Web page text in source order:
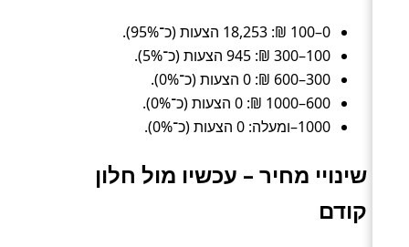
0–100 ₪: 18,253 הצעות (כ־95%).
100–300 ₪: 945 הצעות (כ־5%).
300–600 ₪: 0 הצעות (כ־0%).
600–1000 ₪: 0 הצעות (כ־0%).
1000–ומעלה: 0 הצעות (כ־0%).
שינויי מחיר – עכשיו מול חלון
קודם